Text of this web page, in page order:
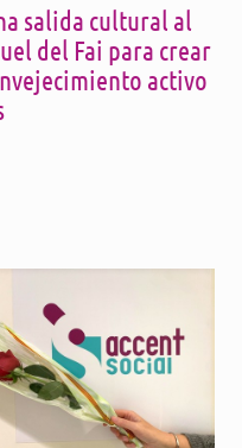
salida cultural al
del Fai para crear
activo